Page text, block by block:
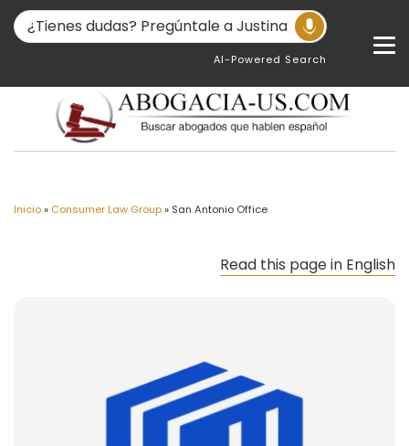
AI-Powered Search
Inicio» Consumer Law Group» San Antonio Office
Read this page in English